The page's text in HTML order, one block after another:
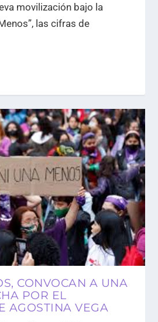
movilización bajo la
las cifras de
CONVOCAN A UNA
POR EL
AGOSTINA VEGA